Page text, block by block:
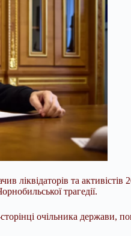
ліквідаторів та
трагедії.
очільника держави,